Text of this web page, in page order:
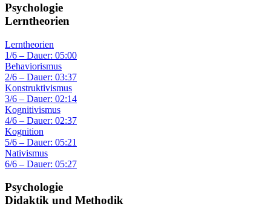
Psychologie
Lerntheorien
Lerntheorien
1/6 – Dauer: 05:00
Behaviorismus
2/6 – Dauer: 03:37
Konstruktivismus
3/6 – Dauer: 02:14
Kognitivismus
4/6 – Dauer: 02:37
Kognition
5/6 – Dauer: 05:21
Nativismus
6/6 – Dauer: 05:27
Psychologie
Didaktik und Methodik